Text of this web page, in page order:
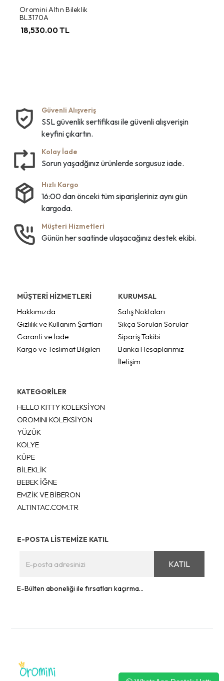
Oromini Altın Bileklik
BL3170A
18,530.00 TL
Güvenli Alışveriş
SSL güvenlik sertifikası ile güvenli alışverişin
keyfini çıkartın.
Kolay İade
Sorun yaşadğınız ürünlerde sorgusuz iade.
Hızlı Kargo
16:00 dan önceki tüm siparişleriniz aynı gün
kargoda.
Müşteri Hizmetleri
Günün her saatinde ulaşacağınız destek ekibi.
MÜŞTERİ HİZMETLERİ
Hakkımızda
Gizlilik ve Kullanım Şartları
Garanti ve İade
Kargo ve Teslimat Bilgileri
KURUMSAL
Satış Noktaları
Sıkça Sorulan Sorular
Sipariş Takibi
Banka Hesaplarımız
İletişim
KATEGORİLER
HELLO KITTY KOLEKSİYON
OROMINI KOLEKSİYON
YÜZÜK
KOLYE
KÜPE
BİLEKLİK
BEBEK İĞNE
EMZİK VE BİBERON
ALTINTAC.COM.TR
E-POSTA LİSTEMİZE KATIL
KATIL
E-Bülten aboneliği ile fırsatları kaçırma...